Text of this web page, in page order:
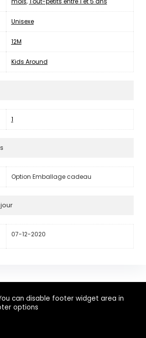
Unisexe
12M
Kids Around
1
Option Emballage cadeau
07-12-2020
can disable footer widget area in
options